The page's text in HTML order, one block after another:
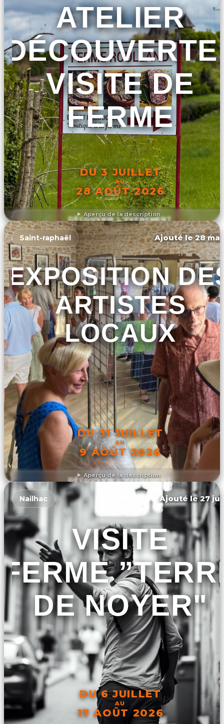
Aperçu de la description
ATELIER
VISITE DE
FERME
DU 3 JUILLET
AU
28 AOÛT 2026
DÉCOUVRIR L'ÉVÉNEMENT
Aperçu de la description
Saint-raphaël Ajouté le 28
EXPOSITION
ARTISTES
LOCAUX
DU 31 JUILLET
AU
9 AOÛT 2026
DÉCOUVRIR L'ÉVÉNEMENT
Nailhac Ajouté le 27
VISITE
FERME
DE NOYER"
DU 6 JUILLET
AU
17 AOÛT 2026